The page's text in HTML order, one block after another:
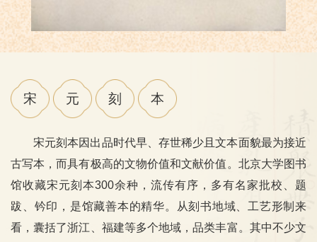
宋 元 刻 本
宋元刻本因出品时代早、存世稀少且文本面貌最为接近
古写本，而具有极高的文物价值和文献价值。北京大学图书
馆收藏宋元刻本300余种，流传有序，多有名家批校、题
跋、钤印，是馆藏善本的精华。从刻书地域、工艺形制来
看，囊括了浙江、福建等多个地域，品类丰富。其中不少文